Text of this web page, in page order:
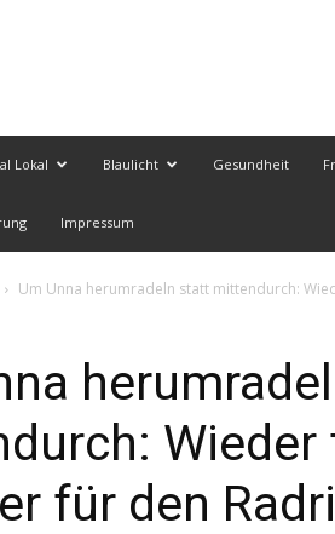
Lokal Blaulicht Gesundheit
Impressum
Um Unna herumradeln statt mittendurch:
für den